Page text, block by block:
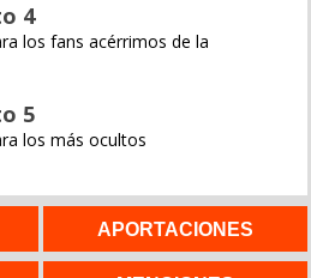
4
los fans acérrimos de la
5
los más ocultos
APORTACIONES